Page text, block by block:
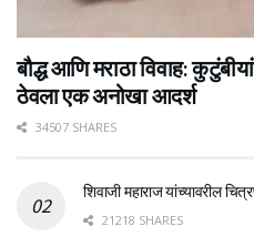
बौद्ध आणि मराठा विवाह:
ठेवला एक अनोखा आदर्श
34507 SHARES
शिवाजी महाराज यांच्यावरील
21218 SHARES